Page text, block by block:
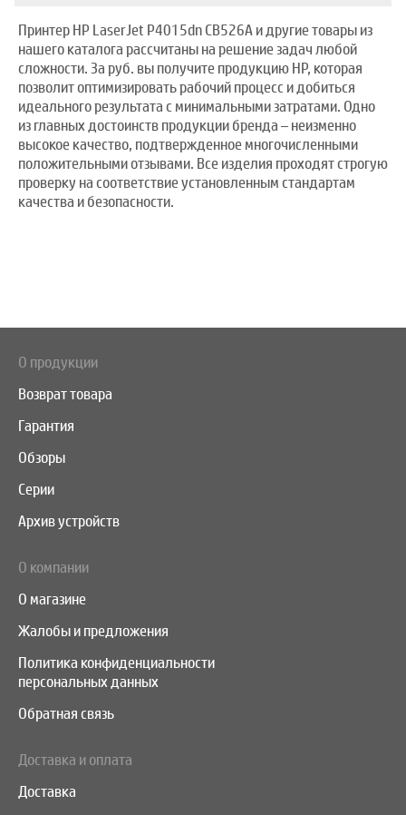
Принтер HP LaserJet P4015dn CB526A и другие товары из
нашего каталога рассчитаны на решение задач любой
сложности. За руб. вы получите продукцию HP, которая
позволит оптимизировать рабочий процесс и добиться
идеального результата с минимальными затратами. Одно
из главных достоинств продукции бренда – неизменно
высокое качество, подтвержденное многочисленными
положительными отзывами. Все изделия проходят строгую
проверку на соответствие установленным стандартам
качества и безопасности.
О продукции
Возврат товара
Гарантия
Обзоры
Серии
Архив устройств
О компании
О магазине
Жалобы и предложения
Политика конфиденциальности
персональных данных
Обратная связь
Доставка и оплата
Доставка